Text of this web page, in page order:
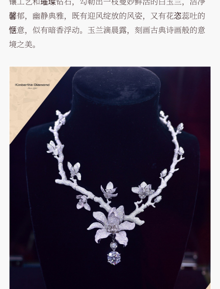
馨郁，幽静典雅，既有迎风绽放的风姿，又有花恣蕊吐的
惬意，似有暗香浮动。玉兰滴晨露，刻画古典诗画般的意
境之美。